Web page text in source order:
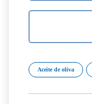
Aceite de oliva